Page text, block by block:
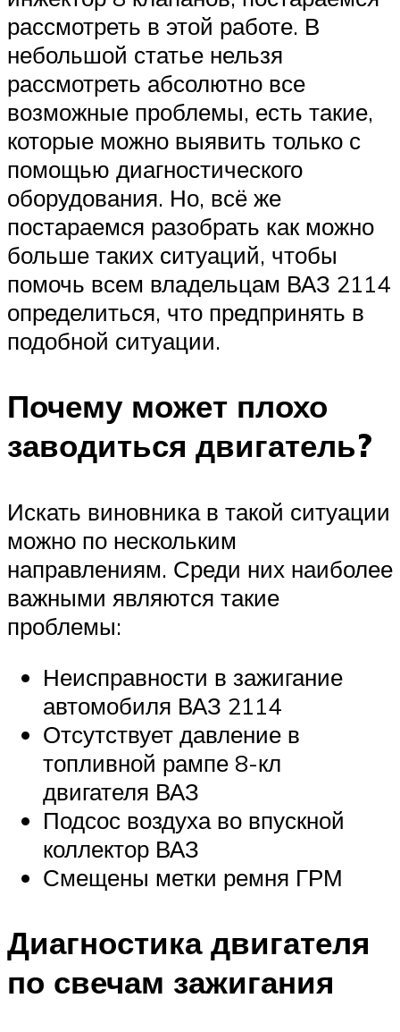
рассмотреть в этой работе. В
небольшой статье нельзя
рассмотреть абсолютно все
возможные проблемы, есть такие,
которые можно выявить только с
помощью диагностического
оборудования. Но, всё же
постараемся разобрать как можно
больше таких ситуаций, чтобы
помочь всем владельцам ВАЗ 2114
определиться, что предпринять в
подобной ситуации.
Почему может плохо
заводиться двигатель?
Искать виновника в такой ситуации
можно по нескольким
направлениям. Среди них наиболее
важными являются такие
проблемы:
Неисправности в зажигание
автомобиля ВАЗ 2114
Отсутствует давление в
топливной рампе 8-кл
двигателя ВАЗ
Подсос воздуха во впускной
коллектор ВАЗ
Смещены метки ремня ГРМ
Диагностика двигателя
по свечам зажигания